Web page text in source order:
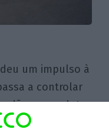
um impulso à
a controlar
ao produto
com vários